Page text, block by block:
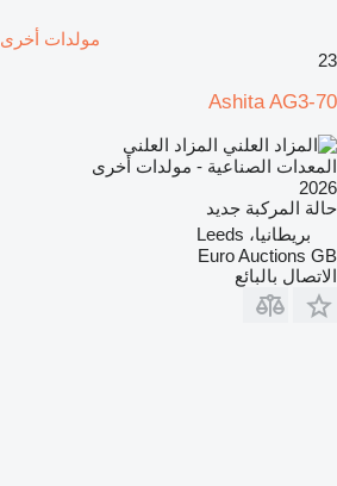
مولدات أخرى Ashita AG3-70
23
Ashita AG3-70
المزاد العلني
المعدات الصناعية - مولدات أخرى
2026
حالة المركبة جديد
بريطانيا، Leeds
Euro Auctions GB
الاتصال بالبائع